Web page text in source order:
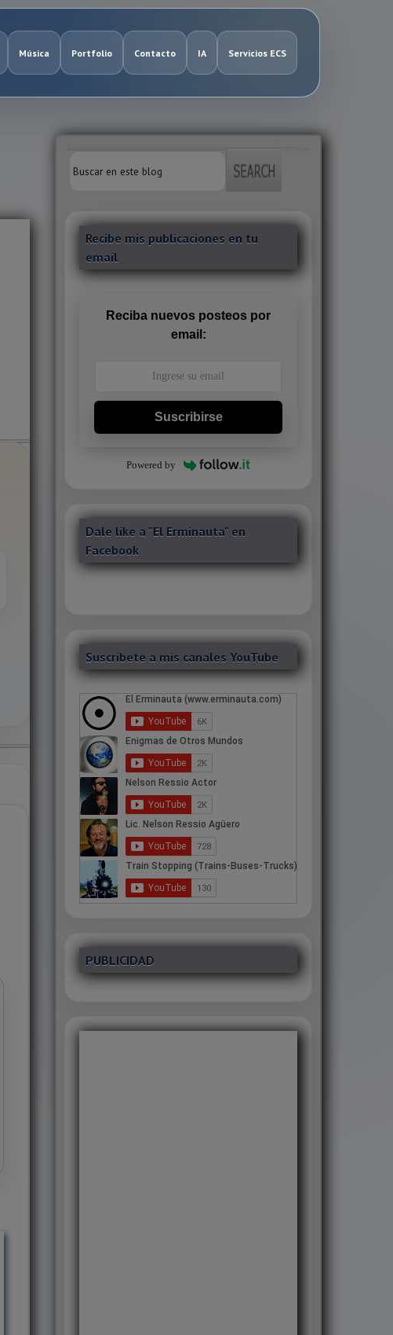
Música Portfolio Contacto IA Servicios ECS
Recibe mis publicaciones en tu
email
Reciba nuevos posteos por
email:
Suscribirse
Powered by
Dale like a "El Erminauta" en
Facebook
Suscribete a mis canales YouTube
PUBLICIDAD